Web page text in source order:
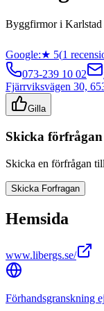
Byggfirmori Karlstad
Google:★ 5(1
073-239 10 02
Fjärrviksvägen 30,
Gilla
Skicka förfrågan
Skicka en förfrågan till
Skicka Forfragan
Hemsida
www.libergs.se/
Förhandsgranskning